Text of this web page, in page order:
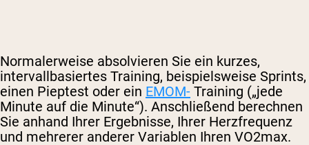
Normalerweise absolvieren Sie ein kurzes,
intervallbasiertes Training, beispielsweise Sprints,
einen Pieptest oder ein EMOM- Training („jede
Minute auf die Minute“). Anschließend berechnen
Sie anhand Ihrer Ergebnisse, Ihrer Herzfrequenz
und mehrerer anderer Variablen Ihren VO2max.